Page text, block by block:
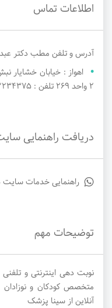
اطلاعات تماس
آدرس و تلفن مطب دکتر
اهواز : خیابان خشایار
2 واحد 269 تلفن : 32234375 - ۰۶۱
دریافت راهنمایی
راهنمایی خدمات سایت
توضیحات مهم
نوبت دهی اینترنتی و
متخصص کودکان و
آنلاین از سینا پزشک